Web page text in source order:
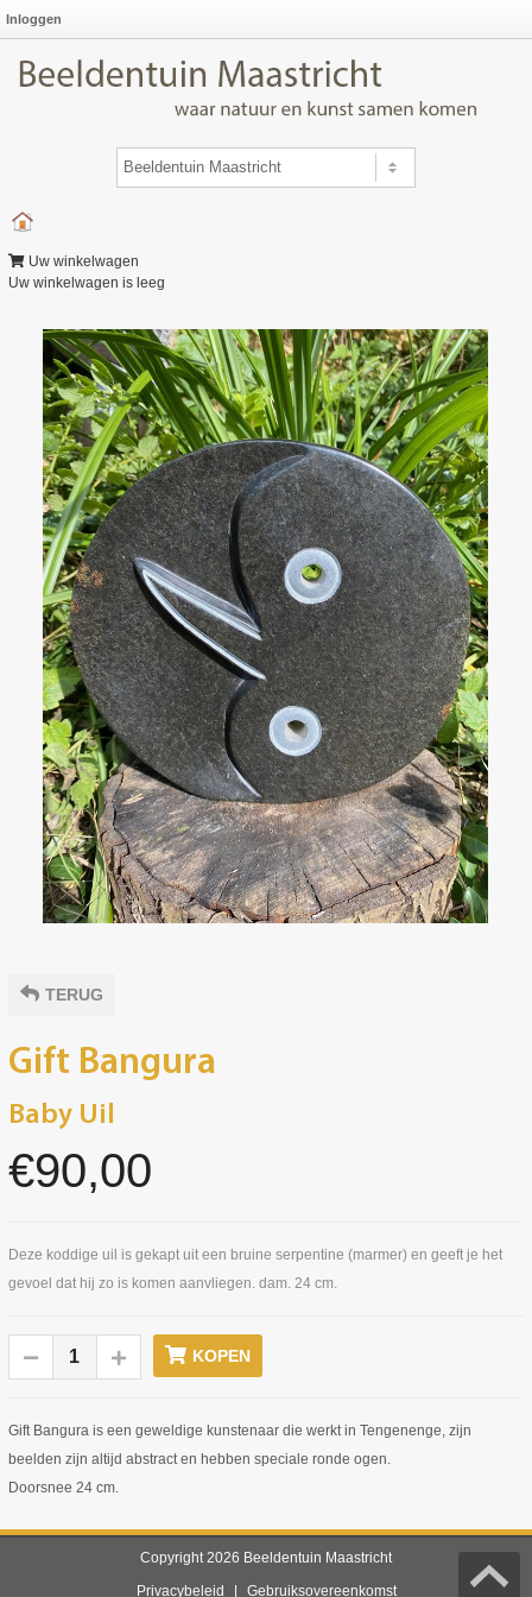
Inloggen
Uw winkelwagen
Uw winkelwagen is leeg
TERUG
Gift Bangura
Baby Uil
€90,00
Deze koddige uil is gekapt uit een bruine serpentine (marmer) en geeft je het
gevoel dat hij zo is komen aanvliegen. dam. 24 cm.
KOPEN
Gift Bangura is een geweldige kunstenaar die werkt in Tengenenge, zijn
beelden zijn altijd abstract en hebben speciale ronde ogen.
Doorsnee 24 cm.
Copyright 2026 Beeldentuin Maastricht
Privacybeleid
Gebruiksovereenkomst